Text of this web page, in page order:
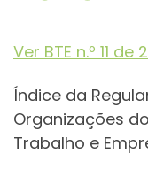
Ver BTE n.º 11 de
Índice da
Organizações
Trabalho e